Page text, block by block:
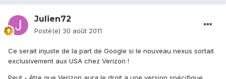
Julien72
Posté(e) 30 août 2011
Ce serait injuste de la part de Google si le nouveau nexus sortait
exclusivement aux USA chez Verizon !